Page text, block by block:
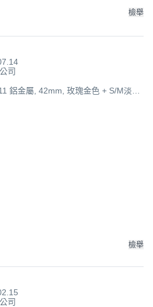
檢舉
司
鋁金屬, 42mm, 玫瑰金色 + S/M淡胭
檢舉
司